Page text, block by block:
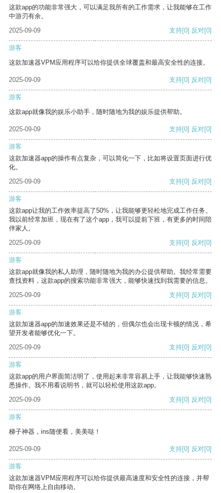
这款app的功能非常强大，可以满足我所有的工作需求，让我能够在工作
中游刃有余。
2025-09-09
支持[0] 反对[0]
游客
这款加速器VPM应用程序可以给你提供全球覆盖和最高安全性的连接。
2025-09-09 支持[0] 反对[0]
游客
这款app就像我的娱乐小助手，随时随地为我的娱乐提供帮助。
2025-09-09 支持[0] 反对[0]
游客
这款加速器app的操作有点复杂，可以简化一下，比如将设置页面进行优
化。
2025-09-09
支持[0] 反对[0]
游客
这款app让我的工作效率提高了50%，让我能够更轻松地完成工作任务。
我以前经常加班，现在有了这个app，我可以提前下班，有更多的时间陪
伴家人。
2025-09-09
支持[0] 反对[0]
游客
这款app就像我的私人助理，随时随地为我的办公提供帮助。我经常需要
查找资料，这款app的搜索功能非常强大，能够快速找到我需要的信息。
2025-09-09
支持[0] 反对[0]
游客
这款加速器app的加速效果还是不错的，但偶尔也会出现卡顿的情况，希
望开发者能够优化一下。
2025-09-09
支持[0] 反对[0]
游客
这款app的用户界面简洁明了，使用起来非常容易上手，让我能够快速熟
悉操作。我不用看说明书，就可以轻松使用这款app。
2025-09-09
支持[0] 反对[0]
游客
梯子神器，ins随便看，美美哒！
2025-09-09 支持[0] 反对[0]
游客
这款加速器VPM应用程序可以给你提供最高速度和安全性的连接，并帮
助你在网络上自由移动。